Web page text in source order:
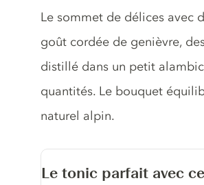
Description du gin
Le sommet de délices avec
goût cordée de genièvre,
distillé dans un petit
quantités. Le bouquet
naturel alpin.
Le tonic parfait avec